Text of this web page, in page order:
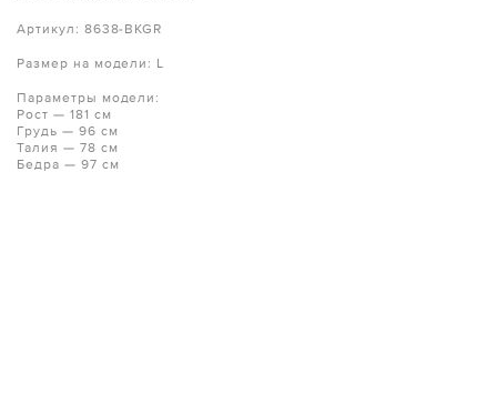
Артикул: 8638-BKGR
Размер на модели: L
Параметры модели:
Рост — 181 см
Грудь — 96 см
Талия — 78 см
Бедра — 97 см